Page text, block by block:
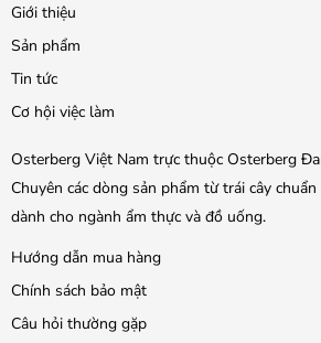
Giới thiệu
Sản phẩm
Tin tức
Cơ hội việc làm
Osterberg Việt Nam trực thuộc Osterberg
Chuyên các dòng sản phẩm từ trái cây
dành cho ngành ẩm thực và đồ uống.
Hướng dẫn mua hàng
Chính sách bảo mật
Câu hỏi thường gặp